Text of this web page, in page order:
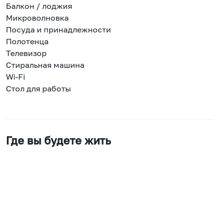
Балкон / лоджия
Микроволновка
Посуда и принадлежности
Полотенца
Телевизор
Стиральная машина
Wi-Fi
Стол для работы
Где вы будете жить